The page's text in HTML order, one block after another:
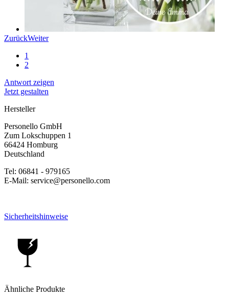
ZurückWeiter
1
2
Antwort zeigen
Jetzt gestalten
Hersteller
Personello GmbH
Zum Lokschuppen 1
66424 Homburg
Deutschland
Tel: 06841 - 979165
E-Mail: service@personello.com
Sicherheitshinweise
Ähnliche Produkte